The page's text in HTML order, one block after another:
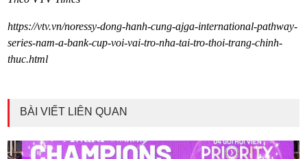
https://vtv.vn/noressy-dong-hanh-cung-ajga-international-pathway-
series-nam-a-bank-cup-voi-vai-tro-nha-tai-tro-thoi-trang-chinh-
thuc.html
BÀI VIẾT LIÊN QUAN